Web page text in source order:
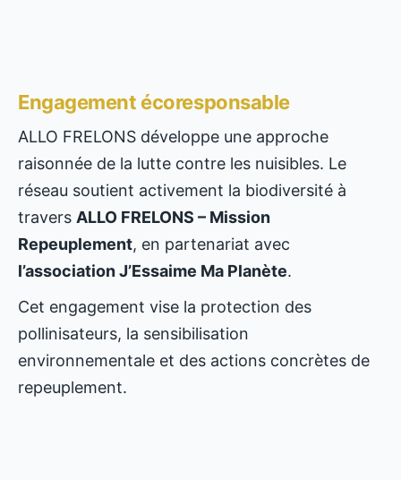
Engagement écoresponsable
ALLO FRELONS développe une approche
raisonnée de la lutte contre les nuisibles. Le
réseau soutient activement la biodiversité à
travers ALLO FRELONS – Mission
Repeuplement, en partenariat avec
l’association J’Essaime Ma Planète.
Cet engagement vise la protection des
pollinisateurs, la sensibilisation
environnementale et des actions concrètes de
repeuplement.